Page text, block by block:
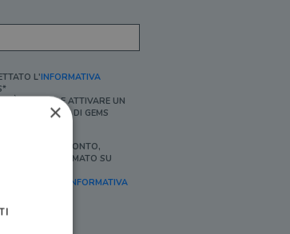
L'INFORMATIVA
È POSSIBILE ATTIVARE UN
I SERVIZI DI GEMS
BUONI SCONTO,
ESSERE INFORMATO SU
ART.2 (E),
INFORMATIVA
×